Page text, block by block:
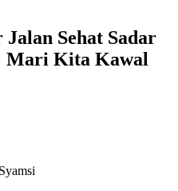
Sehat Sadar
Mari Kita Kawal